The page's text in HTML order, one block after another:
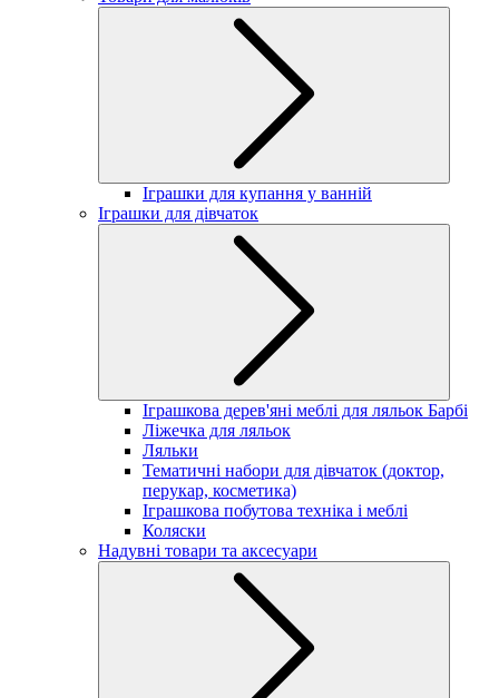
Іграшки для купання у ванній
Іграшки для дівчаток
Іграшкова дерев'яні меблі для ляльок Барбі
Ліжечка для ляльок
Ляльки
Тематичні набори для дівчаток (доктор,
перукар, косметика)
Іграшкова побутова техніка і меблі
Коляски
Надувні товари та аксесуари